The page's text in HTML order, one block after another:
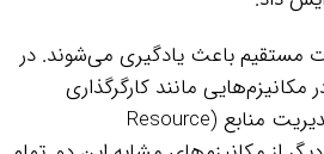
مستقیم باعث یادگیری می‌شوند. در
مانند کارگرگذاری
(Worker Placement) و مدیریت منابع (Resource